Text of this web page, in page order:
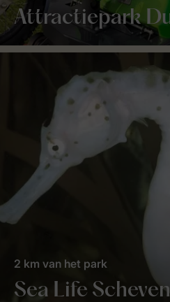
Attractiepark
Sea Life
2 km van het park